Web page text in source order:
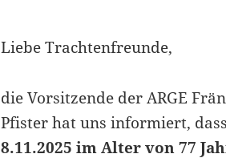
Liebe Trachtenfreunde,
die Vorsitzende der ARGE
Pfister hat uns informiert,
8.11.2025 im Alter von 77